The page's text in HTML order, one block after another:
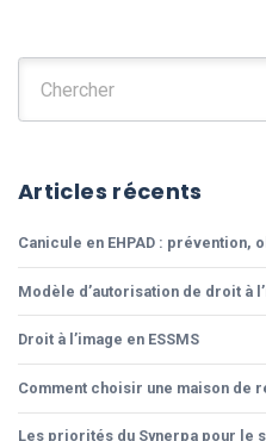
Articles récents
Canicule en EHPAD :
Modèle d’autorisation de droit à
Droit à l’image en ESSMS
Comment choisir une maison de
Les priorités du Synerpa pour le